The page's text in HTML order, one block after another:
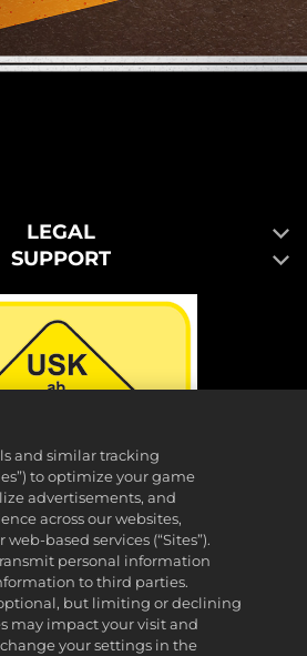
LEGAL
SUPPORT
von 2K Games. 2K, Visual Concepts
Markenzeichen von Take-Two
and similar tracking
to optimize your game
advertisements, and
across our websites,
based services (“Sites”).
personal information
to third parties.
but limiting or declining
may impact your visit and
your settings in the